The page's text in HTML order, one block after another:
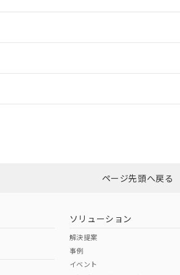
、n: 80mm以上
ダウンロードはこちら
（日本
（アメリカ
ページ先頭へ戻る
ソリューション
解決提案
事例
イベント